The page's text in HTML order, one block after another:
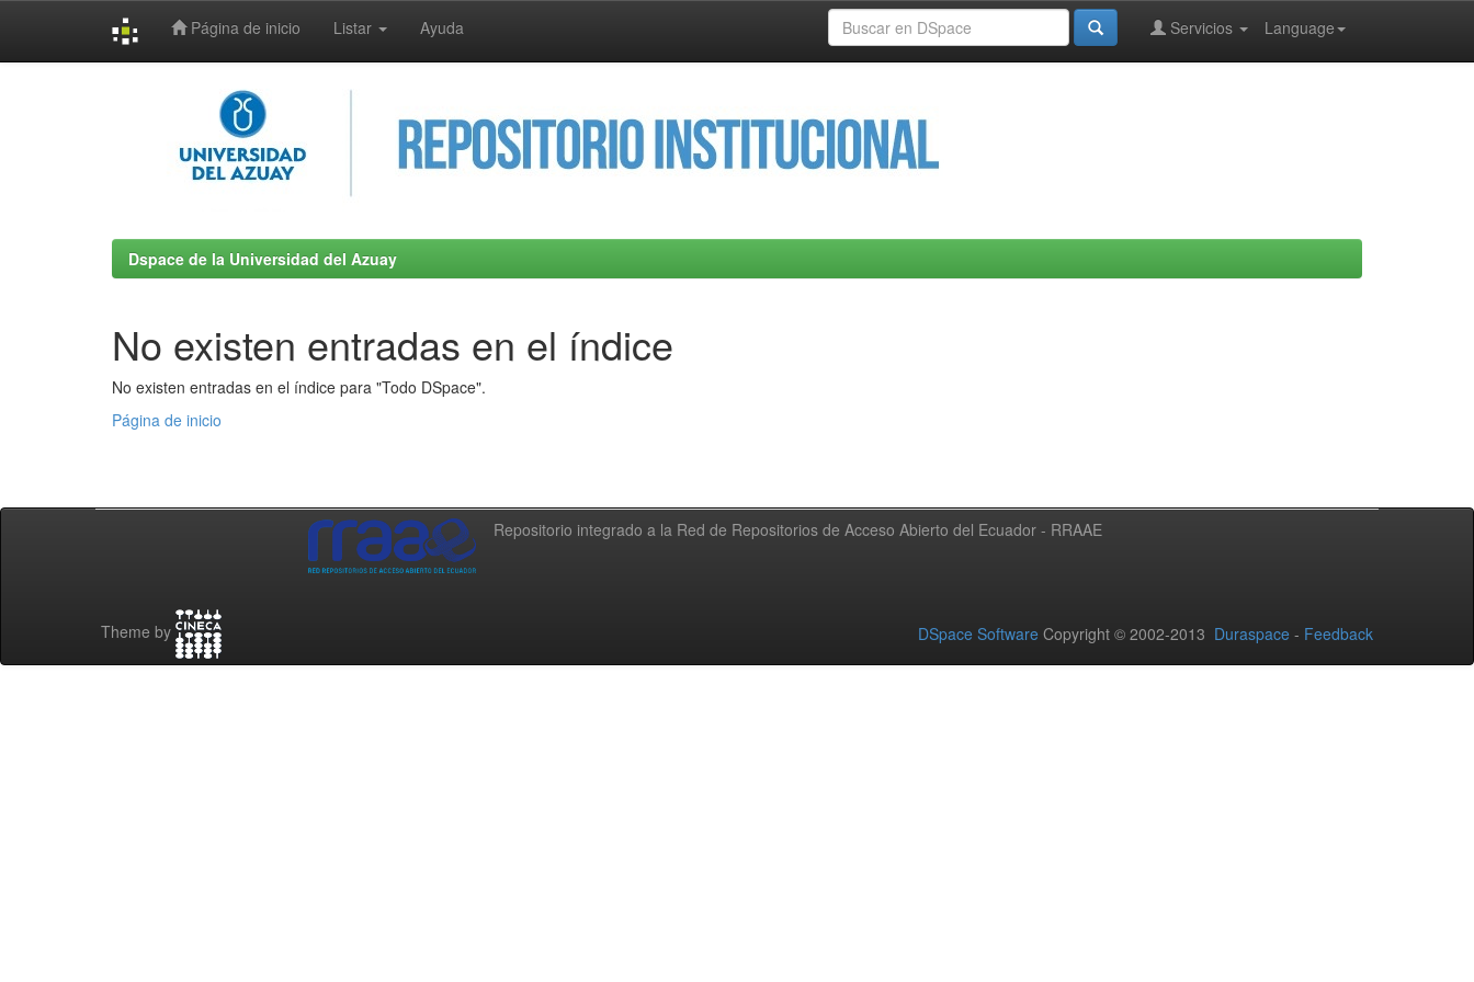
Página de inicio Listar Ayuda Language
Servicios
Dspace de la Universidad del Azuay
No existen entradas en el índice
No existen entradas en el índice para "Todo DSpace".
Página de inicio
Repositorio integrado a la Red de Repositorios de Acceso Abierto del Ecuador - RRAAE
Theme by DSpace Software Copyright © 2002-2013 Duraspace - Feedback